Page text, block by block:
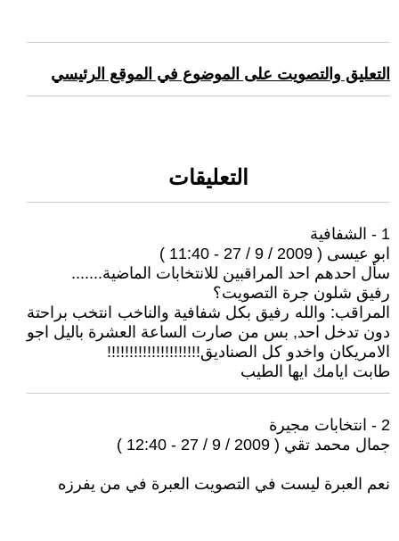
التعليق والتصويت على الموضوع في الموقع الرئيسي
التعليقات
1 - الشفافية
ابو عيسى ( 2009 / 9 / 27 - 11:40 )
سأل احدهم احد المراقبين للانتخابات الماضية.......
رفيق شلون جرة التصويت؟
المراقب: والله رفيق بكل شفافية والناخب انتخب براحتة
دون تدخل احد, بس من صارت الساعة العشرة باليل اجو
الامريكان واخدو كل الصناديق!!!!!!!!!!!!!!!!!!!!!
طابت ايامك ايها الطيب
2 - انتخابات مجيرة
جمال محمد تقي ( 2009 / 9 / 27 - 12:40 )
نعم العبرة ليست في التصويت العبرة في من يفرزه